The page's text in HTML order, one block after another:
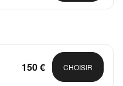
150 € CHOISIR